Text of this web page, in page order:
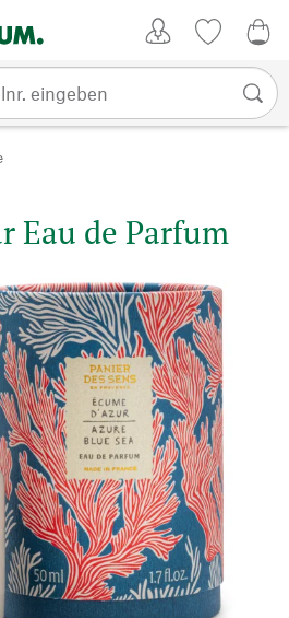
Eau de Parfum